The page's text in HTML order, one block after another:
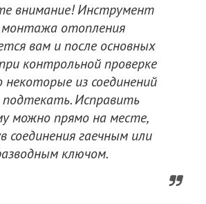
внимание! Инструмент
монтажа отопления
вам и после основных
контрольной проверке
некоторые из соединений
Исправить
можно прямо на месте,
соединения гаечным или
ключом.